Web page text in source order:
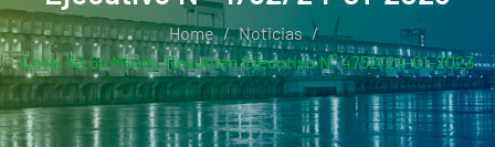
Home
Noticias
Cota: 82.64 Msnm. Resumen Ejecutivo N° 4752/24-01-2023